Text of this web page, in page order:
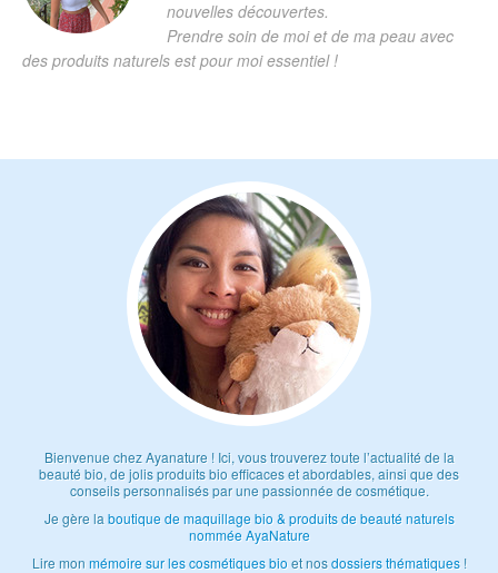
nouvelles découvertes.
Prendre soin de moi et de ma peau avec
des produits naturels est pour moi essentiel !
Bienvenue chez Ayanature ! Ici, vous trouverez toute l’actualité de la
beauté bio, de jolis produits bio efficaces et abordables, ainsi que des
conseils personnalisés par une passionnée de cosmétique.
Je gère laboutique de maquillage bio & produits de beauté naturels
nommée AyaNature
Lire monmémoire sur les cosmétiques bioet nosdossiers thématiques!